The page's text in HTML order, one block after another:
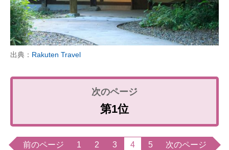
出典： Rakuten Travel
第1位
前のページ 1 2 3 4 5 次のページ